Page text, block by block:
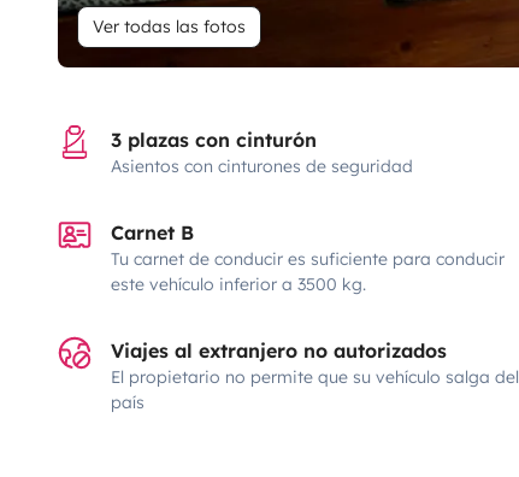
Ver todas las fotos
3 plazas con cinturón
Asientos con cinturones de seguridad
Carnet B
Tu carnet de conducir es suficiente para conducir
este vehículo inferior a 3500 kg.
Viajes al extranjero no autorizados
El propietario no permite que su vehículo salga del
país